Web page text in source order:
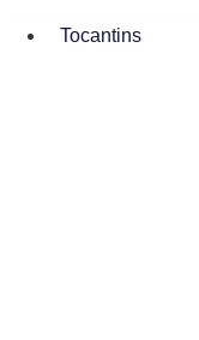
Tocantins